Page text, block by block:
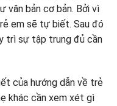
văn bản cơ bản. Bởi vì
em sẽ tự biết. Sau đó
trì sự tập trung đủ cần
của hướng dẫn về trẻ
khác cần xem xét gì